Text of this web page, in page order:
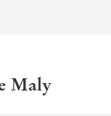
Maly